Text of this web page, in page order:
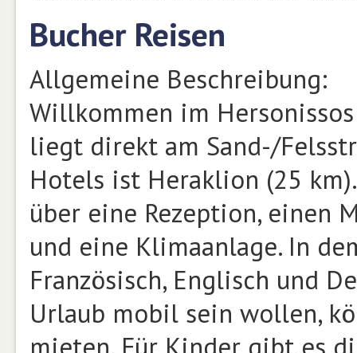
Bucher Reisen
Allgemeine Beschreibung:
Willkommen im
liegt direkt am Sand-/
Hotels ist Heraklion (25
über eine Rezeption, einen
und eine Klimaanlage. In
Französisch, Englisch und
Urlaub mobil sein wollen,